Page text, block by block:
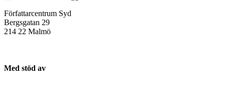
Författarcentrum Syd
Bergsgatan 29
214 22 Malmö
Med stöd av